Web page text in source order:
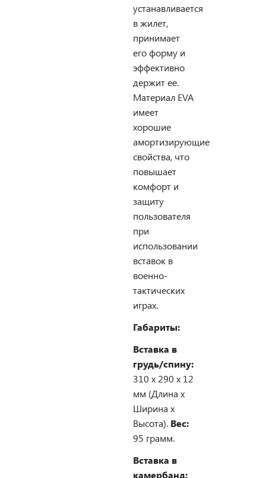
устанавливается
в жилет,
принимает
его форму и
эффективно
держит ее.
Материал EVA
имеет
хорошие
амортизирующие
свойства, что
повышает
комфорт и
защиту
пользователя
при
использовании
вставок в
военно-
тактических
играх.
Габариты:
Вставка в
грудь/спину:
310 х 290 х 12
мм (Длина х
Ширина х
Высота). Вес:
95 грамм.
Вставка в
камербанд: